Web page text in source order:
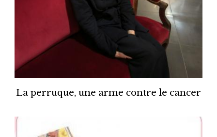
La perruque, une arme contre le cancer